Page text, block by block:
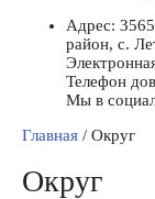
Адрес:
район, с.
Телефон
Мы в
Главная / Округ
Округ